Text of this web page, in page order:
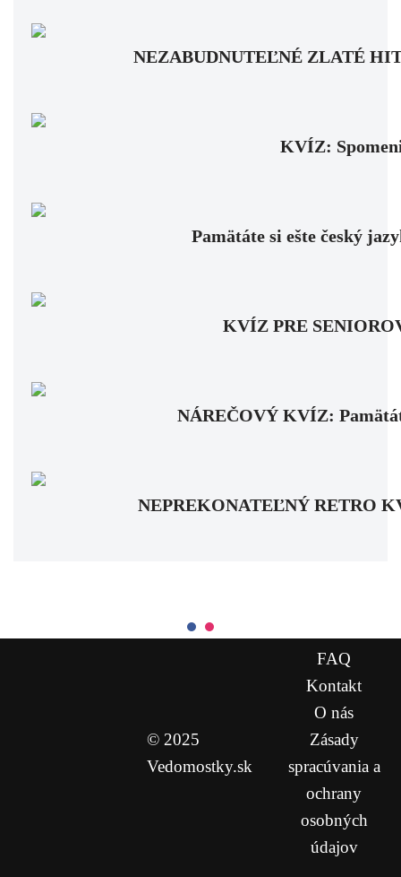
NEZABUDNUTEĽNÉ ZLATÉ
KVÍZ:
Pamätáte si ešte český
KVÍZ PRE
NÁREČOVÝ KVÍZ:
NEPREKONATEĽNÝ RETRO
© 2025
Vedomostky.sk
FAQ
Kontakt
O nás
Zásady
spracúvania a
ochrany
osobných
údajov